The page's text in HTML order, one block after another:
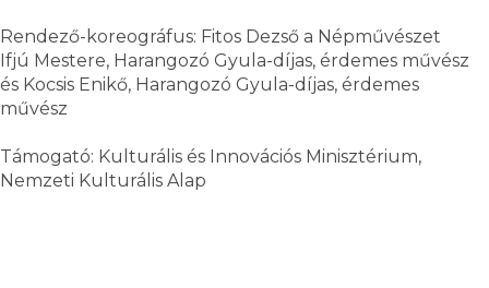
Rendező-koreográfus: Fitos Dezső a Népművészet
Ifjú Mestere, Harangozó Gyula-díjas, érdemes művész
és Kocsis Enikő, Harangozó Gyula-díjas, érdemes
művész
Támogató: Kulturális és Innovációs Minisztérium,
Nemzeti Kulturális Alap